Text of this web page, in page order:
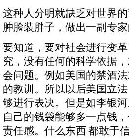
这种人分明就缺乏对世界
肿脸装胖子，做出一副专
要知道，要对社会进行变
究，没有任何的科学依据
会问题。例如美国的禁酒
的教训。所以以后美国立
够进行表决。但是如李银
自己的钱袋能够多一点钱
责任感。什么东西 都敢于